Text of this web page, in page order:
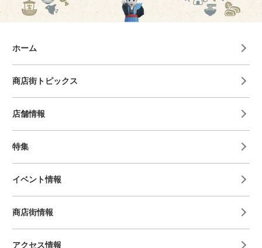
ホーム
商店街トピックス
店舗情報
特集
イベント情報
商店街情報
アクセス情報